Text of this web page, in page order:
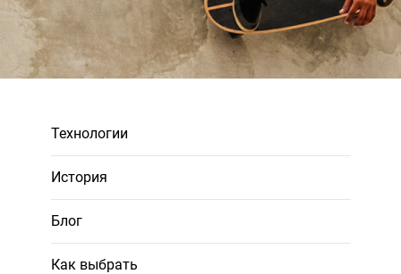
Технологии
История
Блог
Как выбрать